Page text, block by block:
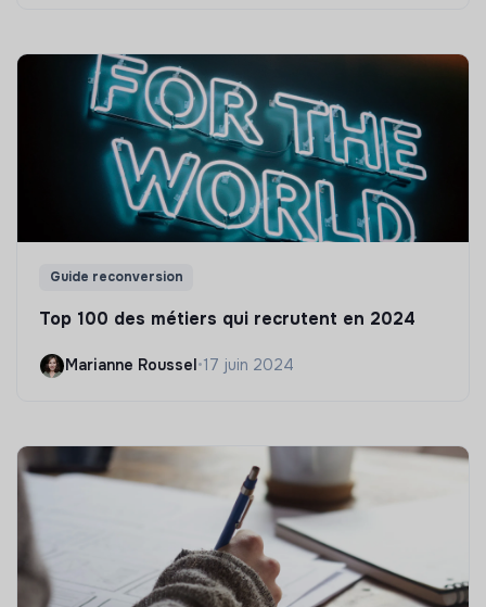
Guide reconversion
Top 100 des métiers qui recrutent en 2024
Marianne Roussel•17 juin 2024